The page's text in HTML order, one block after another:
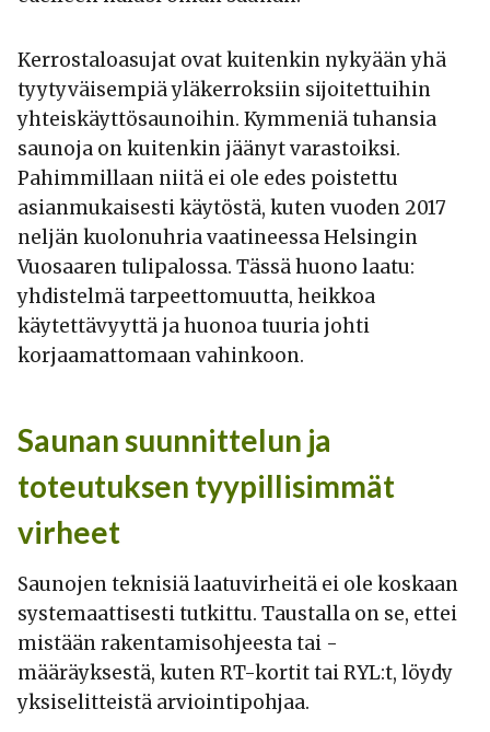
Kerrostaloasujat ovat kuitenkin nykyään yhä
tyytyväisempiä yläkerroksiin sijoitettuihin
yhteiskäyttösaunoihin. Kymmeniä tuhansia
saunoja on kuitenkin jäänyt varastoiksi.
Pahimmillaan niitä ei ole edes poistettu
asianmukaisesti käytöstä, kuten vuoden 2017
neljän kuolonuhria vaatineessa Helsingin
Vuosaaren tulipalossa. Tässä huono laatu:
yhdistelmä tarpeettomuutta, heikkoa
käytettävyyttä ja huonoa tuuria johti
korjaamattomaan vahinkoon.
Saunan suunnittelun ja
toteutuksen tyypillisimmät
virheet
Saunojen teknisiä laatuvirheitä ei ole koskaan
systemaattisesti tutkittu. Taustalla on se, ettei
mistään rakentamisohjeesta tai -
määräyksestä, kuten RT-kortit tai RYL:t, löydy
yksiselitteistä arviointipohjaa.